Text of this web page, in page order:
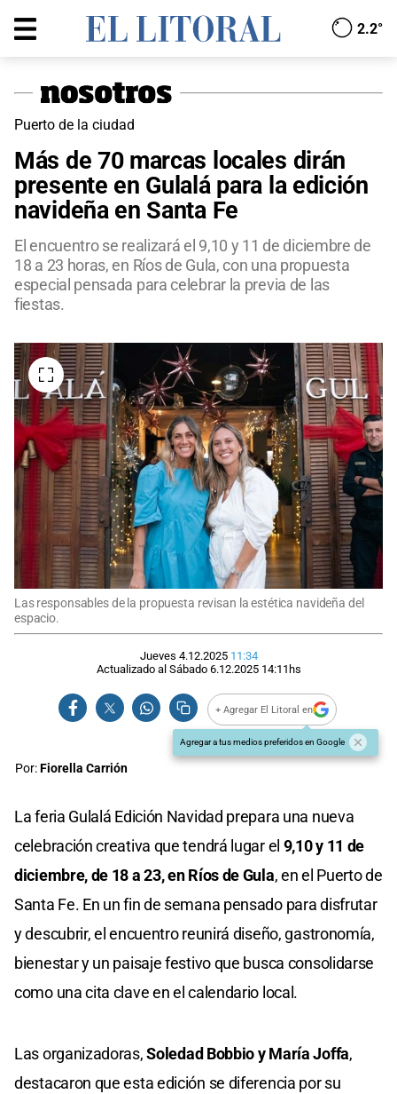
2.2°
Puerto de la ciudad
Más de 70 marcas locales dirán
presente en Gulalá para la edición
navideña en Santa Fe
El encuentro se realizará el 9,10 y 11 de diciembre de
18 a 23 horas, en Ríos de Gula, con una propuesta
especial pensada para celebrar la previa de las
fiestas.
Las responsables de la propuesta revisan la estética navideña del
espacio.
Jueves 4.12.2025 11:34
Actualizado al Sábado 6.12.2025 14:11 hs
+ Agregar El Litoral en
Agregar a tus medios preferidos en Google
Por:Fiorella Carrión
La feria Gulalá Edición Navidad prepara una nueva
celebración creativa que tendrá lugar el 9,10 y 11 de
diciembre, de 18 a 23, en Ríos de Gula, en el Puerto de
Santa Fe. En un fin de semana pensado para disfrutar
y descubrir, el encuentro reunirá diseño, gastronomía,
bienestar y un paisaje festivo que busca consolidarse
como una cita clave en el calendario local.
Las organizadoras,Soledad Bobbio y María Joffa,
destacaron que esta edición se diferencia por su